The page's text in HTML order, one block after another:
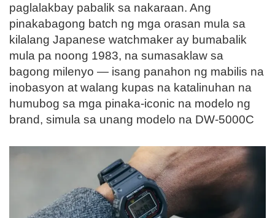
paglalakbay pabalik sa nakaraan. Ang
pinakabagong batch ng mga orasan mula sa
kilalang Japanese watchmaker ay bumabalik
mula pa noong 1983, na sumasaklaw sa
bagong milenyo — isang panahon ng mabilis na
inobasyon at walang kupas na katalinuhan na
humubog sa mga pinaka-iconic na modelo ng
brand, simula sa unang modelo na DW-5000C